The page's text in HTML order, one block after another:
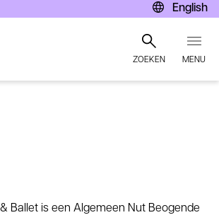
English
ZOEKEN MENU
Ballet is een Algemeen Nut Beogende